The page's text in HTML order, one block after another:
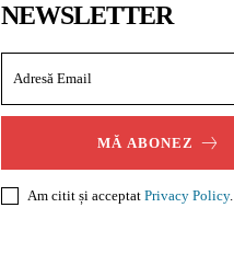
NEWSLETTER
MĂ ABONEZ
Am citit și acceptat Privacy Policy.